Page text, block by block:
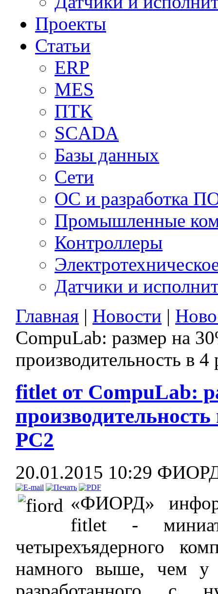
Проекты
Статьи
ERP
MES
ПТК
SCADA
Базы данных
Сети
ОС и разработка
Промышленные
Контроллеры
Датчики и
Главная | Новости |
CompuLab: размер на
производительность в
fitlet от CompuLab:
PC2
20.01.2015 10:29
«ФИОРД»
fitlet -
четырехъядерного
намного выше, чем у